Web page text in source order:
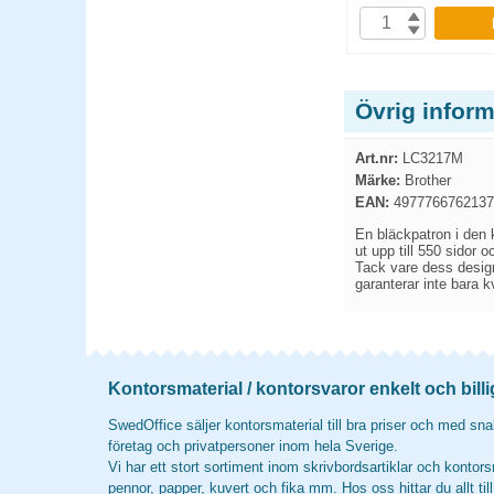
Övrig
Art.nr: LC3217M
Märke: Brother
EAN: 4977766762137
En bläckpatron i
ut upp till 550 sidor
Tack vare dess
garanterar inte bara
Kontorsmaterial / kontorsvaror enkelt och
SwedOffice säljer kontorsmaterial till bra priser och med
företag och privatpersoner inom hela Sverige.
Vi har ett stort sortiment inom skrivbordsartiklar och
pennor, papper, kuvert och fika mm. Hos oss hittar du allt